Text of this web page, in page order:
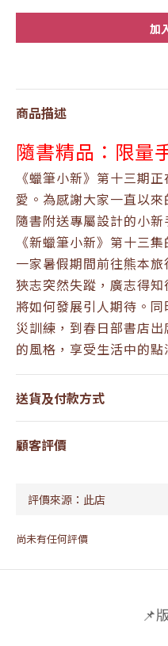
加
商品描述
隨書精品：限量
《蠟筆小新》第十三期
愛。為感謝大家一直以
隨書附送專屬設計的小
《新蠟筆小新》第十三
一家暑假期間前往熊本
狹志突然失蹤，廣志得
將如何發展引人期待。
災訓練，到春日部書店
的風格，享受生活中的點
送貨及付款方式
顧客評價
尚未有任何評價
📌